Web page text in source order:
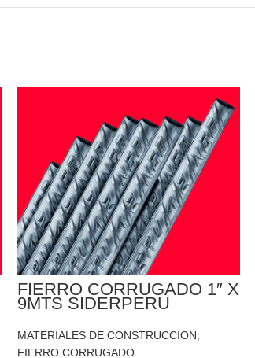
FIERRO CORRUGADO 1″ X
9MTS SIDERPERU
MATERIALES DE CONSTRUCCION
FIERRO CORRUGADO